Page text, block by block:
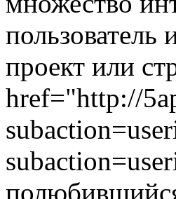
пользователь
проект или
href="http://